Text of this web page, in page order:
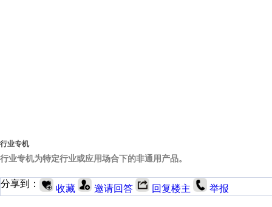
行业专机
行业专机为特定行业或应用场合下的非通用产品。
分享到： 收藏 邀请回答 回复楼主 举报